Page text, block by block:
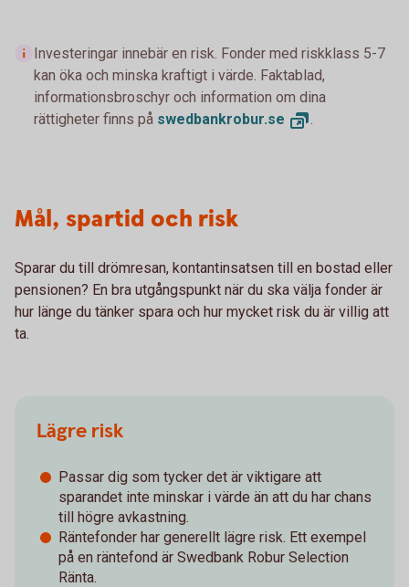
Investeringar innebär en risk. Fonder med riskklass 5-7
kan öka och minska kraftigt i värde. Faktablad,
informationsbroschyr och information om dina
rättigheter finns på swedbankrobur.se .
Mål, spartid och risk
Sparar du till drömresan, kontantinsatsen till en bostad eller
pensionen? En bra utgångspunkt när du ska välja fonder är
hur länge du tänker spara och hur mycket risk du är villig att
ta.
Lägre risk
Passar dig som tycker det är viktigare att
sparandet inte minskar i värde än att du har chans
till högre avkastning.
Räntefonder har generellt lägre risk. Ett exempel
på en räntefond är Swedbank Robur Selection
Ränta.